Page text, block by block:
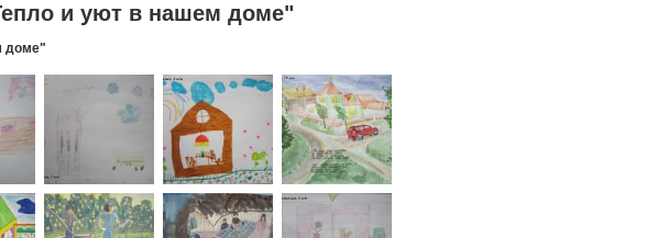
и уют в нашем доме"
доме"